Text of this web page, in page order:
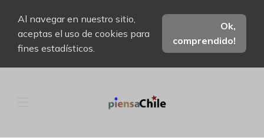
Al navegar en nuestro sitio,
aceptas el uso de cookies para
fines estadísticos.
Ok,
comprendido!